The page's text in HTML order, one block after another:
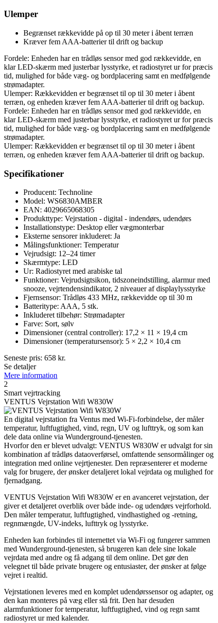
Ulemper
Begrænset rækkevidde på op til 30 meter i åbent terræn
Kræver fem AAA-batterier til drift og backup
Fordele: Enheden har en trådløs sensor med god rækkevidde, en
klar LED-skærm med justerbar lysstyrke, et radiostyret ur for præcis
tid, mulighed for både væg- og bordplacering samt en medfølgende
strømadapter.
Ulemper: Rækkevidden er begrænset til op til 30 meter i åbent
terræn, og enheden kræver fem AAA-batterier til drift og backup.
Fordele: Enheden har en trådløs sensor med god rækkevidde, en
klar LED-skærm med justerbar lysstyrke, et radiostyret ur for præcis
tid, mulighed for både væg- og bordplacering samt en medfølgende
strømadapter.
Ulemper: Rækkevidden er begrænset til op til 30 meter i åbent
terræn, og enheden kræver fem AAA-batterier til drift og backup.
Specifikationer
Producent: Technoline
Model: WS6830AMBER
EAN: 4029665068305
Produkttype: Vejrstation - digital - indendørs, udendørs
Installationstype: Desktop eller vægmonterbar
Eksterne sensorer inkluderet: Ja
Målingsfunktioner: Temperatur
Vejrudsigt: 12–24 timer
Skærmtype: LED
Ur: Radiostyret med arabiske tal
Funktioner: Vejrudsigtsikon, tidszoneindstilling, alarmur med
snooze, vejrtendensindikator, 2 niveauer af displaylysstyrke
Fjernsensor: Trådløs 433 MHz, rækkevidde op til 30 m
Batteritype: AAA, 5 stk.
Inkluderet tilbehør: Strømadapter
Farve: Sort, sølv
Dimensioner (central controller): 17,2 × 11 × 19,4 cm
Dimensioner (temperatursensor): 5 × 2,2 × 10,4 cm
Seneste pris: 658 kr.
Se detaljer
Mere information
2
Smart vejrtracking
VENTUS Vejrstation Wifi W830W
En digital vejrstation fra Ventus med Wi-Fi-forbindelse, der måler
temperatur, luftfugtighed, vind, regn, UV og lufttryk, og som kan
dele data online via Wunderground-tjenesten.
Hvorfor den er blevet udvalgt: VENTUS W830W er udvalgt for sin
kombination af trådløs dataoverførsel, omfattende sensormålinger og
integration med online vejrtjenester. Den repræsenterer et moderne
valg for brugere, der ønsker detaljeret lokal vejrdata og mulighed for
fjernadgang.
VENTUS Vejrstation Wifi W830W er en avanceret vejrstation, der
giver et detaljeret overblik over både inde- og udendørs vejrforhold.
Den måler temperatur, luftfugtighed, vindhastighed og -retning,
regnmængde, UV-indeks, lufttryk og lysstyrke.
Enheden kan forbindes til internettet via Wi-Fi og fungerer sammen
med Wunderground-tjenesten, så brugeren kan dele sine lokale
vejrdata med andre og få adgang til dem online. Det gør den
velegnet til både private brugere og entusiaster, der ønsker at følge
vejret i realtid.
Vejrstationen leveres med en komplet udendørssensor og adapter, og
den kan monteres på væg eller stå frit. Den har desuden
alarmfunktioner for temperatur, luftfugtighed, vind og regn samt
radiostyret ur med kalender.